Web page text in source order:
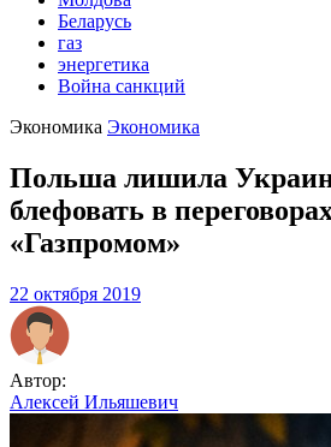
Беларусь
газ
энергетика
Война санкций
Экономика Экономика
Польша лишила
блефовать в
«Газпромом»
22 октября 2019
Автор:
Алексей Ильяшевич